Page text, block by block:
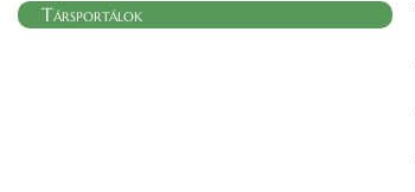
Társportálok